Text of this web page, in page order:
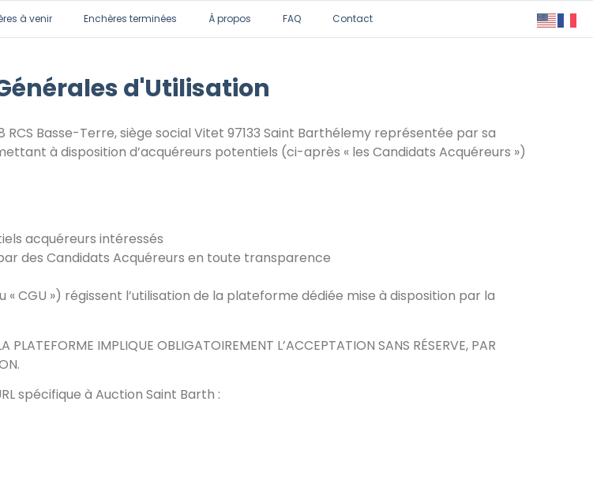
à venir Enchères terminées À propos FAQ Contact
d'Utilisation
RCS Basse-Terre, siège social Vitet 97133 Saint Barthélemy représentée par sa
à disposition d’acquéreurs potentiels (ci-après « les Candidats Acquéreurs »)
acquéreurs intéressés
des Candidats Acquéreurs en toute transparence
CGU ») régissent l’utilisation de la plateforme dédiée mise à disposition par la
IMPLIQUE OBLIGATOIREMENT L’ACCEPTATION SANS RÉSERVE, PAR
URL spécifique à Auction Saint Barth :